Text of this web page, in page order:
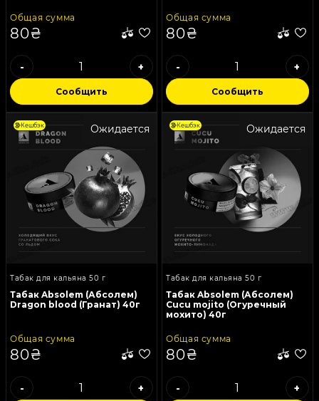
Общая сумма
80₴
- +
Сообщить
Общая сумма
80₴
- +
Сообщить
Ожидается
Кешбэк
Табак для кальяна 50 г
Табак Absolem (Абсолем)
Dragon blood (Гранат) 40г
Общая сумма
80₴
- +
Ожидается
Кешбэк
Табак для кальяна 50 г
Табак Absolem (Абсолем)
Cucu mojito (Огуречный
мохито) 40г
Общая сумма
80₴
- +